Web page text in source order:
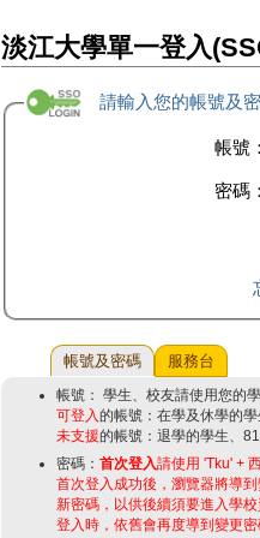
淡江大學單一登入
請輸入您的帳號及
帳號：
密碼：
帳號及密碼 服務台
帳號： 學生、校友請使用您的
可登入 的帳號：在學及休學的
未支援的帳號：退學的學生、
密碼： 首次登入 請使用 'Tku' +
首次登入成功後，瀏覽器將導
新密碼，以供後續須要進入學
登入時，依舊會再度導到變更密